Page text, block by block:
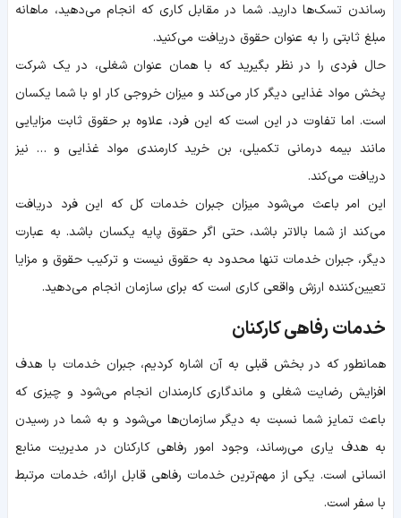
رساندن تسک‌ها دارید. شما در مقابل کاری که انجام می‌دهید، ماهانه
مبلغ ثابتی را به عنوان حقوق دریافت می‌کنید.
حال فردی را در نظر بگیرید که با همان عنوان شغلی، در یک شرکت
پخش مواد غذایی دیگر کار می‌کند و میزان خروجی کار او با شما یکسان
است. اما تفاوت در این است که این فرد، علاوه بر حقوق ثابت مزایایی
مانند بیمه درمانی تکمیلی، بن خرید کارمندی مواد غذایی و … نیز
دریافت می‌کند.
این امر باعث می‌شود میزان جبران خدمات کل که این فرد دریافت
می‌کند از شما بالاتر باشد، حتی اگر حقوق پایه یکسان باشد. به عبارت
دیگر، جبران خدمات تنها محدود به حقوق نیست و ترکیب حقوق و مزایا
تعیین‌کننده ارزش واقعی کاری است که برای سازمان انجام می‌دهید.
خدمات رفاهی کارکنان
همانطور که در بخش قبلی به آن اشاره کردیم، جبران خدمات با هدف
افزایش رضایت شغلی و ماندگاری کارمندان انجام می‌شود و چیزی که
باعث تمایز شما نسبت به دیگر سازمان‌ها می‌شود و به شما در رسیدن
به هدف یاری می‌رساند، وجود امور رفاهی کارکنان در مدیریت منابع
انسانی است. یکی از مهم‌ترین خدمات رفاهی قابل ارائه، خدمات مرتبط
با سفر است.